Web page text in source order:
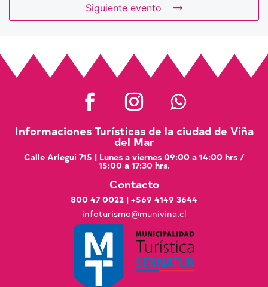
Siguiente evento
Informaciones Turísticas de la ciudad de Viña
del Mar
Calle Arlegui 715 | Lunes a viernes 09:00 a 14:00 hrs /
15:00 a 17:30 hrs.
Contacto
800 47 0022 | +569 4149 3644
infoturismo@munivina.cl